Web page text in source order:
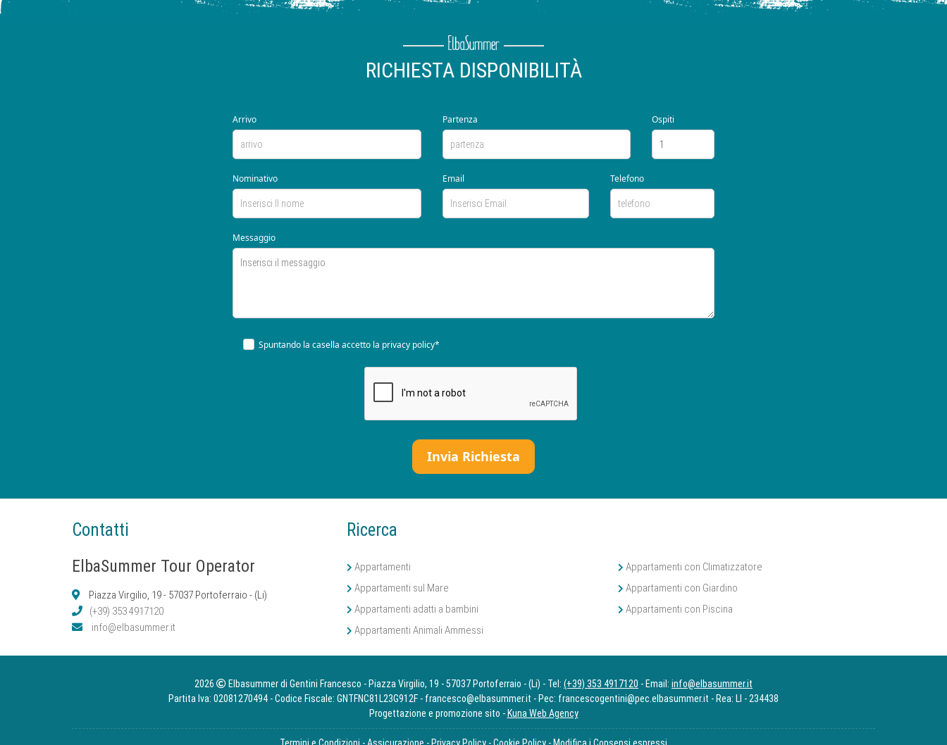
RICHIESTA DISPONIBILITÀ
Arrivo Partenza Ospiti
Nominativo Email Telefono
Messaggio
Spuntando la casella accetto la privacy policy*
Contatti
ElbaSummer Tour Operator
Piazza Virgilio, 19 - 57037 Portoferraio - (Li)
(+39) 353 4917120
info@elbasummer.it
Ricerca
Appartamenti
Appartamenti sul Mare
Appartamenti adatti a bambini
Appartamenti Animali Ammessi
Appartamenti con Climatizzatore
Appartamenti con Giardino
Appartamenti con Piscina
2026 Elbasummer di Gentini Francesco - Piazza Virgilio, 19 - 57037 Portoferraio - (Li) - Tel: (+39) 353 4917120 - Email: info@elbasummer.it
Partita Iva: 02081270494 - Codice Fiscale: GNTFNC81L23G912F - francesco@elbasummer.it - Pec: francescogentini@pec.elbasummer.it - Rea: LI - 234438
Progettazione e promozione sito - Kuna Web Agency